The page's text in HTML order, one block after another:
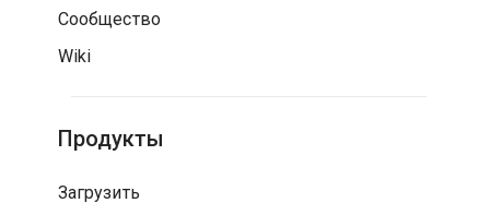
Сообщество
Wiki
Продукты
Загрузить